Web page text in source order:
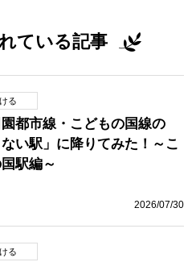
ている記事
る
都市線・こどもの国線の
ない駅」に降りてみた！～こ
駅編～
2026/07/30
る